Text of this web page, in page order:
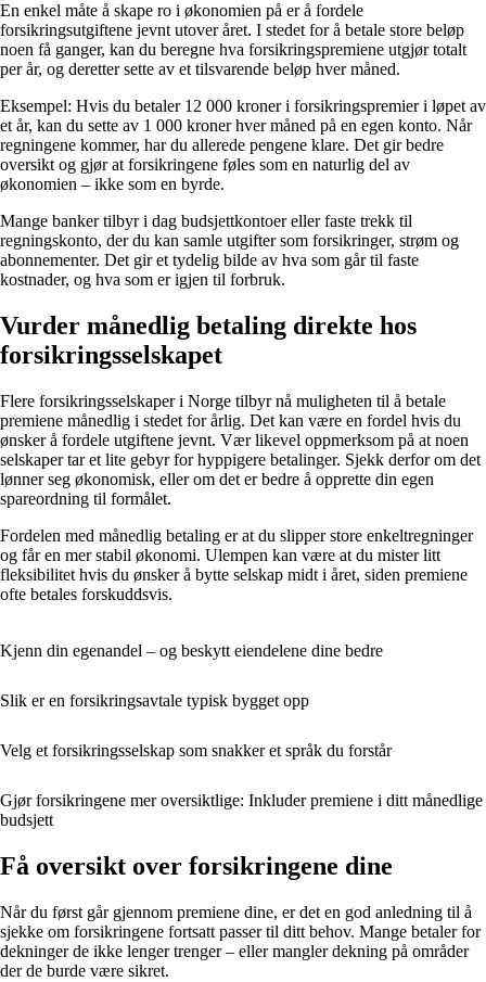
En enkel måte å skape ro i økonomien på er å fordele
forsikringsutgiftene jevnt utover året. I stedet for å betale store beløp
noen få ganger, kan du beregne hva forsikringspremiene utgjør totalt
per år, og deretter sette av et tilsvarende beløp hver måned.
Eksempel: Hvis du betaler 12 000 kroner i forsikringspremier i løpet av
et år, kan du sette av 1 000 kroner hver måned på en egen konto. Når
regningene kommer, har du allerede pengene klare. Det gir bedre
oversikt og gjør at forsikringene føles som en naturlig del av
økonomien – ikke som en byrde.
Mange banker tilbyr i dag budsjettkontoer eller faste trekk til
regningskonto, der du kan samle utgifter som forsikringer, strøm og
abonnementer. Det gir et tydelig bilde av hva som går til faste
kostnader, og hva som er igjen til forbruk.
Vurder månedlig betaling direkte hos
forsikringsselskapet
Flere forsikringsselskaper i Norge tilbyr nå muligheten til å betale
premiene månedlig i stedet for årlig. Det kan være en fordel hvis du
ønsker å fordele utgiftene jevnt. Vær likevel oppmerksom på at noen
selskaper tar et lite gebyr for hyppigere betalinger. Sjekk derfor om det
lønner seg økonomisk, eller om det er bedre å opprette din egen
spareordning til formålet.
Fordelen med månedlig betaling er at du slipper store enkeltregninger
og får en mer stabil økonomi. Ulempen kan være at du mister litt
fleksibilitet hvis du ønsker å bytte selskap midt i året, siden premiene
ofte betales forskuddsvis.
Kjenn din egenandel – og beskytt eiendelene dine bedre
Slik er en forsikringsavtale typisk bygget opp
Velg et forsikringsselskap som snakker et språk du forstår
Gjør forsikringene mer oversiktlige: Inkluder premiene i ditt månedlige
budsjett
Få oversikt over forsikringene dine
Når du først går gjennom premiene dine, er det en god anledning til å
sjekke om forsikringene fortsatt passer til ditt behov. Mange betaler for
dekninger de ikke lenger trenger – eller mangler dekning på områder
der de burde være sikret.